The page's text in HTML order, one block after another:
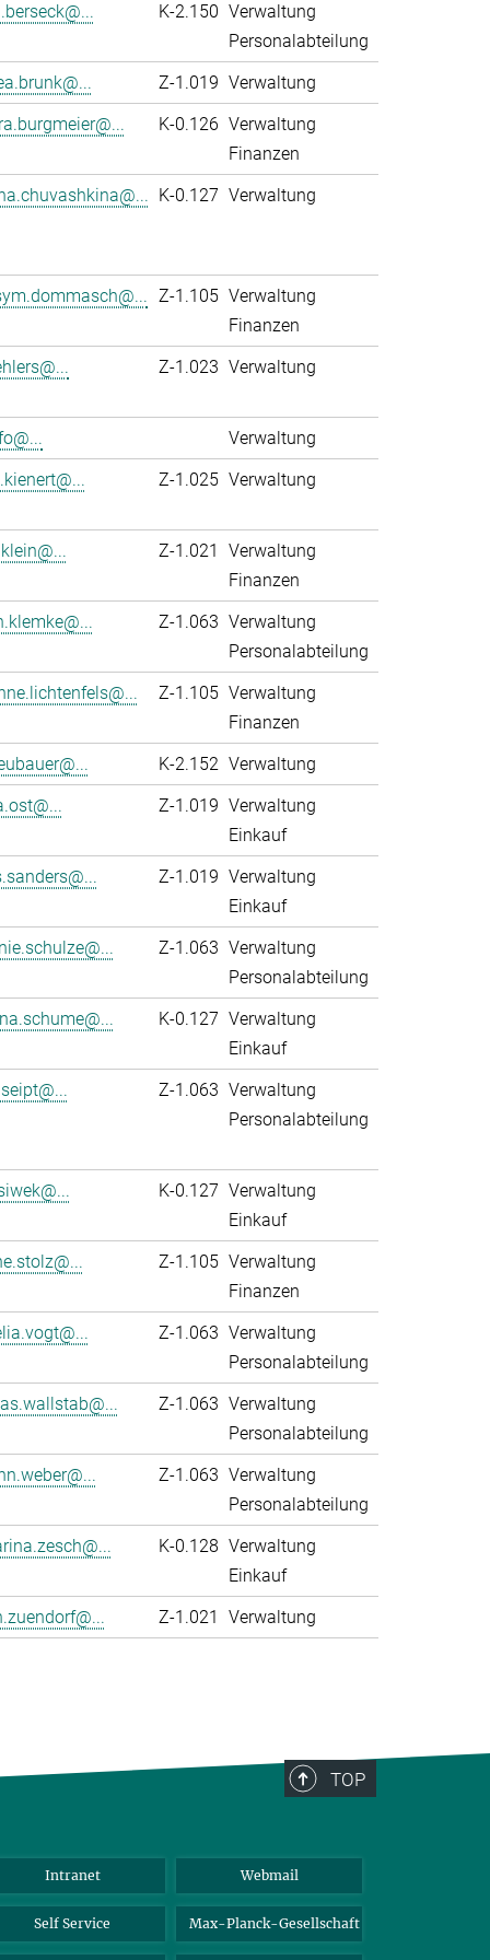
K-2.150 Verwaltung
Personalabteilung
Z-1.019 Verwaltung
K-0.126 Verwaltung
Finanzen
K-0.127 Verwaltung
Z-1.105 Verwaltung
Finanzen
Z-1.023 Verwaltung
Verwaltung
Z-1.025 Verwaltung
Z-1.021
Verwaltung
Finanzen
Z-1.063 Verwaltung
Personalabteilung
Z-1.105 Verwaltung
Finanzen
K-2.152 Verwaltung
Z-1.019 Verwaltung
Einkauf
Z-1.019 Verwaltung
Einkauf
Z-1.063 Verwaltung
Personalabteilung
K-0.127 Verwaltung
Einkauf
Z-1.063 Verwaltung
Personalabteilung
K-0.127 Verwaltung
Einkauf
Z-1.105 Verwaltung
Finanzen
Z-1.063 Verwaltung
Personalabteilung
Z-1.063 Verwaltung
Personalabteilung
Z-1.063 Verwaltung
Personalabteilung
K-0.128 Verwaltung
Einkauf
Z-1.021 Verwaltung
TOP
Intranet Webmail
Self Service Max-Planck-Gesellschaft